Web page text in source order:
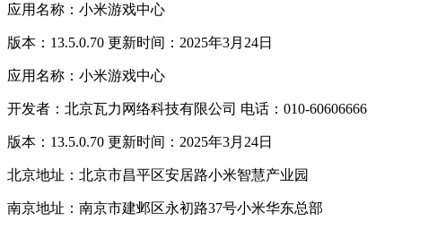
应用名称：小米游戏中心
版本：13.5.0.70 更新时间：2025年3月24日
应用名称：小米游戏中心
开发者：北京瓦力网络科技有限公司 电话：010-60606666
版本：13.5.0.70 更新时间：2025年3月24日
北京地址：北京市昌平区安居路小米智慧产业园
南京地址：南京市建邺区永初路37号小米华东总部